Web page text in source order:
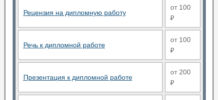
Рецензия на дипломную работу
от 100
₽
Речь к дипломной работе
от 100
₽
Презентация к дипломной работе
от 200
₽